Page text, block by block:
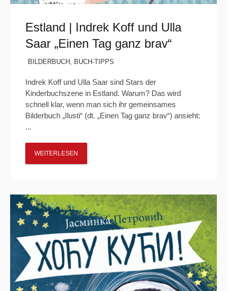
Estland | Indrek Koff und Ulla
Saar „Einen Tag ganz brav“
BILDERBUCH , BUCH-TIPPS
Indrek Koff und Ulla Saar sind Stars der
Kinderbuchszene in Estland. Warum? Das wird
schnell klar, wenn man sich ihr gemeinsames
Bilderbuch „Ilusti“ (dt. „Einen Tag ganz brav“) ansieht:
...
WEITERLESEN